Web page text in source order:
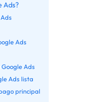
Ads?
Ads
Ads
Ads lista
principal